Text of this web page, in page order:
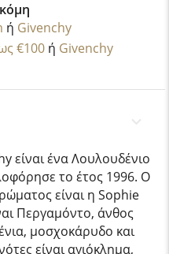
ή Givenchy
€100ή Givenchy
είναι ένα Λουλουδένιο
το έτος 1996. Ο
είναι η Sophie
Περγαμόντο, άνθος
μοσχοκάρυδο και
είναι αγιόκλημα,